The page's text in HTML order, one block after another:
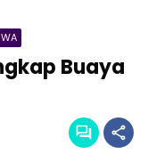
Buaya